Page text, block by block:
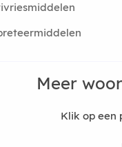
Meer
Klik op een